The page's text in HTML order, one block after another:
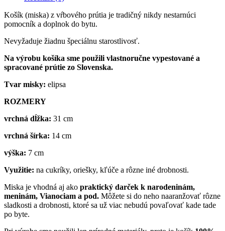
Košík (miska) z vŕbového prútia je tradičný nikdy nestarnúci
pomocník a doplnok do bytu.
Nevyžaduje žiadnu špeciálnu starostlivosť.
Na výrobu košíka sme použili vlastnoručne vypestované a
spracované prútie zo Slovenska.
Tvar misky: elipsa
ROZMERY
vrchná dĺžka: 31 cm
vrchná šírka: 14 cm
výška: 7 cm
Využitie: na cukríky, oriešky, kľúče a rôzne iné drobnosti.
Miska je vhodná aj ako praktický darček k narodeninám,
meninám, Vianociam a pod. Môžete si do neho naaranžovať rôzne
sladkosti a drobnosti, ktoré sa už viac nebudú povaľovať kade tade
po byte.